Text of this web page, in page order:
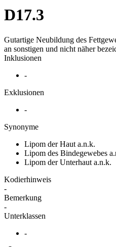
D17.3
Gutartige Neubildung des
an sonstigen und nicht näher
Inklusionen
-
Exklusionen
-
Synonyme
Lipom der Haut a.n.k.
Lipom des Bindegewebes
Lipom der Unterhaut a.n.k.
Kodierhinweis
-
Bemerkung
-
Unterklassen
-